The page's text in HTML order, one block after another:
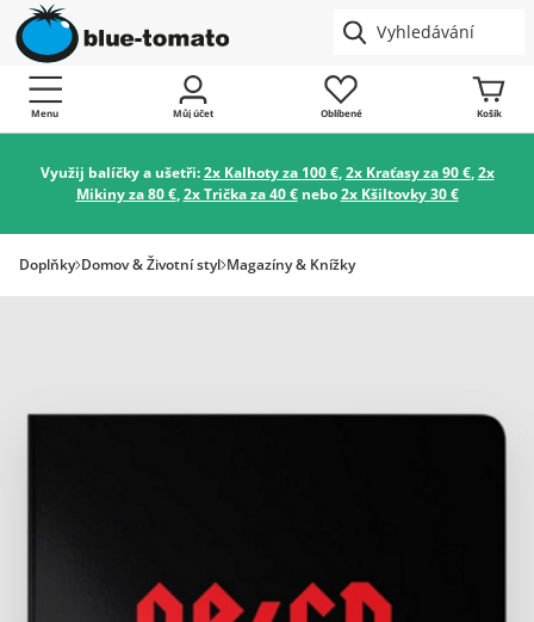
Menu Můj účet Oblíbené Košík
Využij balíčky a ušetři:2x Kalhoty za 100 €,2x Kraťasy za 90 €,2x
Mikiny za 80 €,2x Trička za 40 €nebo2x Kšiltovky 30 €
Doplňky Domov & Životní styl Magazíny & Knížky